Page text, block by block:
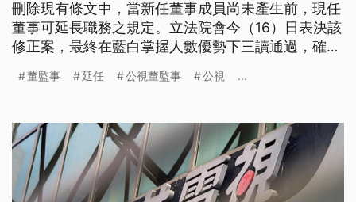
刪除現有條文中，當新任董事成員尚未產生前，現任
董事可延長職務之規定。立法院會今（16）日表決該
修正案，最終在藍白掌握人數優勢下三讀通過，確認
董監事 延任 公視董監事 公視 ...